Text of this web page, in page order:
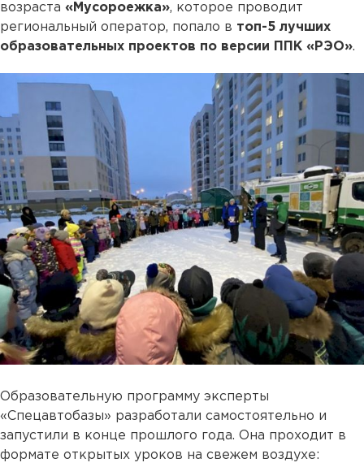
возраста «Мусороежка», которое проводит
региональный оператор, попало в топ-5 лучших
образовательных проектов по версии ППК «РЭО».
Образовательную программу эксперты
«Спецавтобазы» разработали самостоятельно и
запустили в конце прошлого года. Она проходит в
формате открытых уроков на свежем воздухе: